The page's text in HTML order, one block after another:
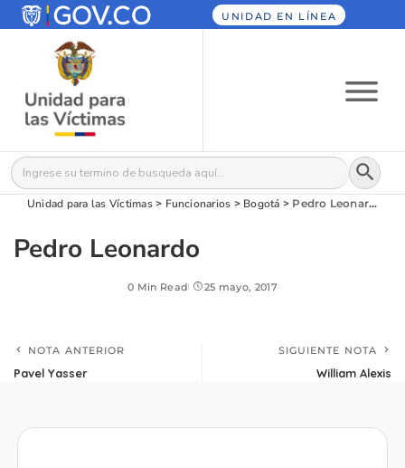
UNIDAD EN LÍNEA
Buscar: Botón
Unidad para las Víctimas> Funcionarios > Bogotá > Pedro Leonardo
Pedro Leonardo
0 Min Read 25 mayo, 2017
NOTA ANTERIOR
Pavel Yasser
SIGUIENTE NOTA
William Alexis